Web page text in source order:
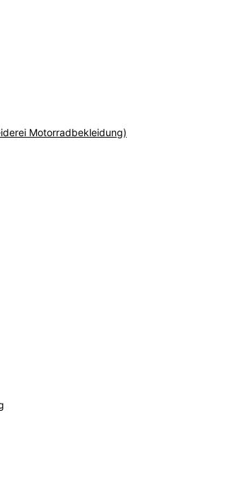
Motorradbekleidung)